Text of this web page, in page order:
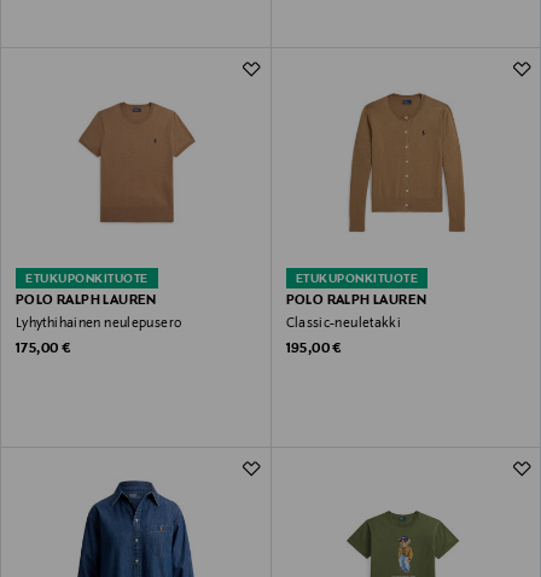
ETUKUPONKITUOTE
POLO RALPH LAUREN
Lyhythihainen neulepusero
Original Price
175,00 €
ETUKUPONKITUOTE
POLO RALPH LAUREN
Classic-neuletakki
Original Price
195,00 €